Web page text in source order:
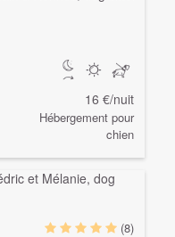
16 €/nuit
Hébergement pour
chien
(8)